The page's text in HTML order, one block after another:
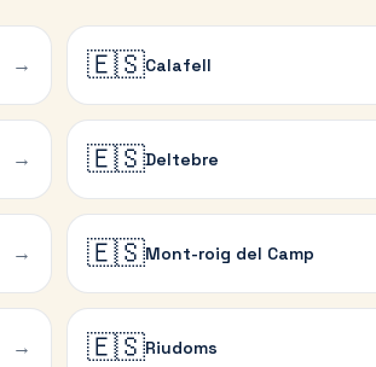
→ 🇪🇸Calafell
→ 🇪🇸Deltebre
→ 🇪🇸Mont-roig del Camp
→ 🇪🇸Riudoms